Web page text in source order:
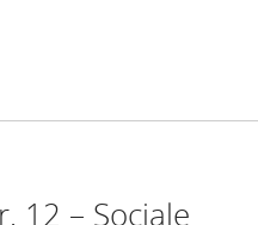
12 – Sociale